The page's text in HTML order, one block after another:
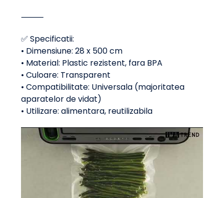
⸻
✅ Specificatii:
• Dimensiune: 28 x 500 cm
• Material: Plastic rezistent, fara BPA
• Culoare: Transparent
• Compatibilitate: Universala (majoritatea
aparatelor de vidat)
• Utilizare: alimentara, reutilizabila